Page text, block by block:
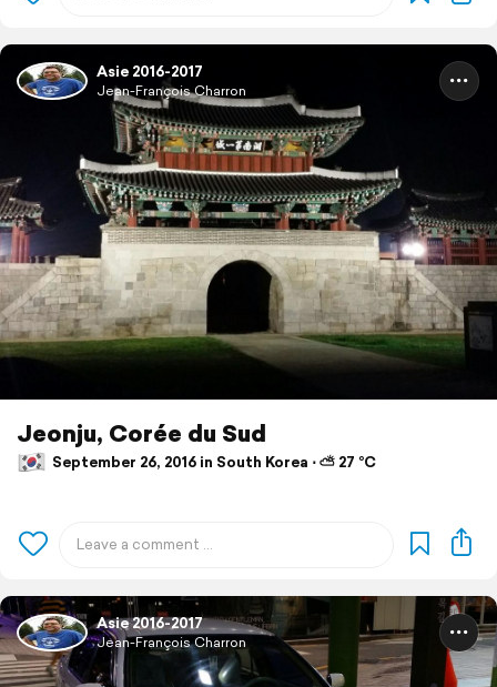
Asie 2016-2017
Jean-François Charron
Jeonju, Corée du Sud
September 26, 2016 in South Korea ⋅ ⛅ 27 °C
Asie 2016-2017
Jean-François Charron